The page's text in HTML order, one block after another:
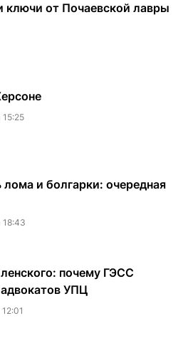
ключи от Почаевской лавры
15:25
лома и болгарки: очередная
18:43
почему ГЭСС
адвокатов УПЦ